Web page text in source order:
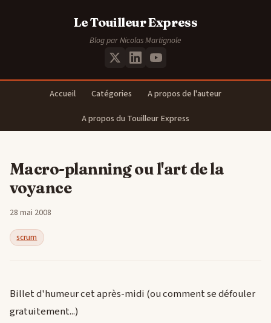
Le Touilleur Express
Blog par Nicolas Martignole
Accueil Catégories
A propos de l'auteur
A propos du Touilleur Express
Macro-planning ou l'art de la
voyance
28 mai 2008
scrum
Billet d'humeur cet après-midi (ou comment se défouler
gratuitement...)